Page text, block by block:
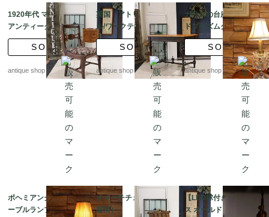
1920年代 マホガニー
アンティーク ドレッシ
ングチェア / 英国スタ
SOLD
antique shop at's
英国 アトリエテーブ
ル/ワークテーブル/食卓
テーブル
SOLD
antique shop at's
ガラスの台座 オール
ドプリズムグラス テ
ーブルランプ 【ラン
プシェード付き】
SOLD
antique shop at's
ボヘミアングラス テ
ーブルランプ 【ラン
チャーチチェア （張
替済）
【LED球付き】フラン
ス オールドプリズムグ